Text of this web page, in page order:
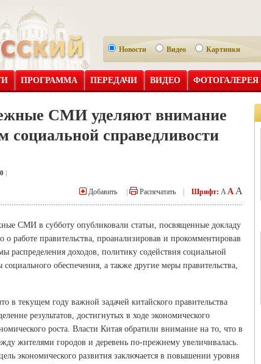
Новости Видео Картинки
ПРОГРАММА ПЕРЕДАЧИ ВИДЕО ФОТОГАЛЕРЕЯ
СМИ уделяют внимание
социальной справедливости
|
Добавить Распечатать Шрифт: A A A
СМИ в субботу опубликовали статьи, посвященные докладу
о работе правительства, проанализировав и прокомментировав
распределения доходов, политику содействия социальной
обеспечения, а также другие меры правительства,
в текущем году важной задачей китайского правительства
результатов, достигнутых в ходе экономического
роста. Власти Китая обратили внимание на то, что в
жителями городов и деревень по-прежнему увеличивалась.
экономического развития заключается в повышении уровня